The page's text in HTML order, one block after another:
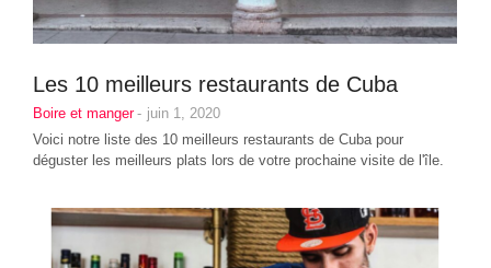
Les 10 meilleurs restaurants de Cuba
Boire et manger - juin 1, 2020
Voici notre liste des 10 meilleurs restaurants de Cuba pour
déguster les meilleurs plats lors de votre prochaine visite de l'île.